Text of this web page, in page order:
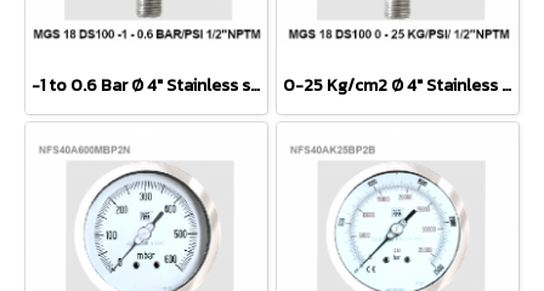
-1 to 0.6 Bar Ø 4" Stainless steel Lower 1/2" 0-25 Kg/cm2 Ø 4" Stainless Steel Lower 1/2"